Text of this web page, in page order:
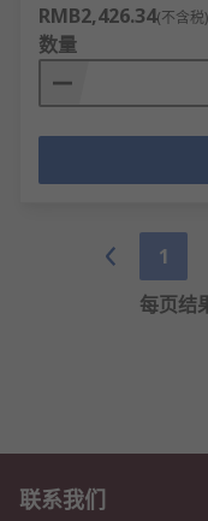
RMB2,426.34(不含税)
数量
1
每页结
联系我们